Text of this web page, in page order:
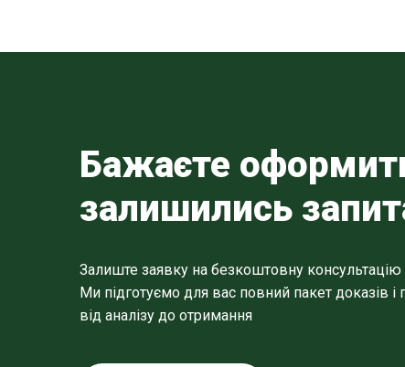
Бажаєте
залишились
Залиште заявку на безкоштовну
Ми підготуємо для вас повний пакет доказів
від аналізу до отримання